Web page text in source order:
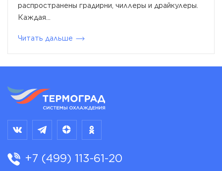
распространены градирни, чиллеры и драйкулеры.
Каждая...
Читать дальше
+7 (499) 113-61-20